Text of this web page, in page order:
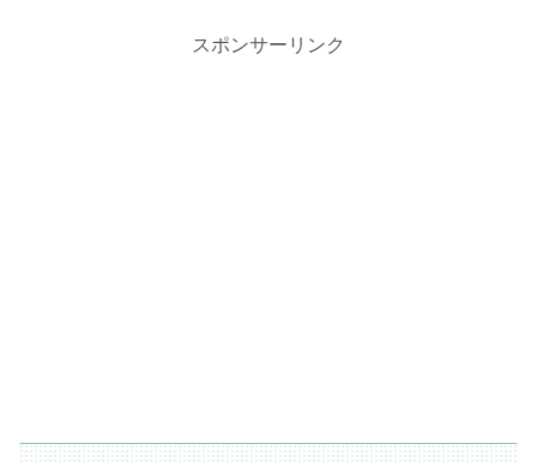
スポンサーリンク